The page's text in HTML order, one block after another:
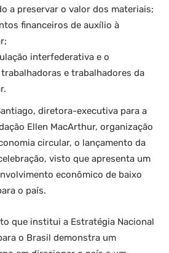
a preservar o valor dos materiais;
financeiros de auxílio à
interfederativa e o
e trabalhadores da
diretora-executiva para a
Ellen MacArthur, organização
circular, o lançamento da
visto que apresenta um
econômico de baixo
o país.
que institui a Estratégia Nacional
o Brasil demonstra um